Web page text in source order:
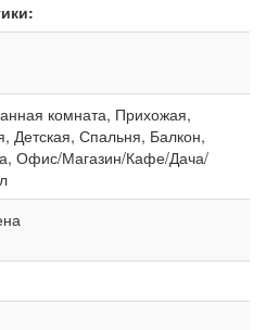
комната, Прихожая,
Детская, Спальня, Балкон,
Офис/Магазин/Кафе/Дача/